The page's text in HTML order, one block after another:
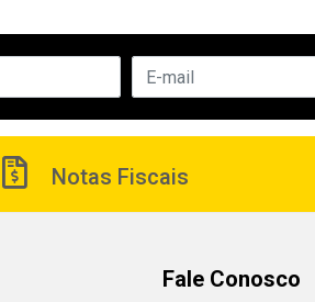
Notas Fiscais
Fale Conosco